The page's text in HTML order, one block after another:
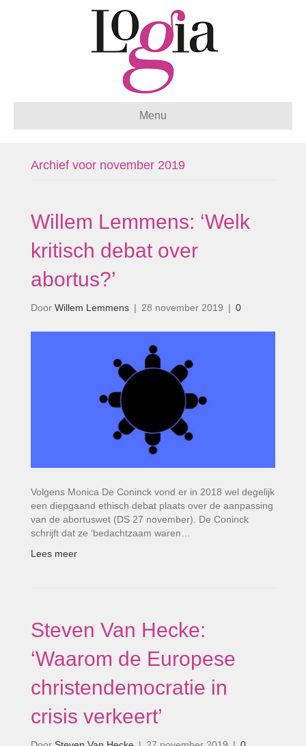
Menu
Archief voor november 2019
Willem Lemmens: ‘Welk
kritisch debat over
abortus?’
Door Willem Lemmens | 28 november 2019 | 0
Volgens Monica De Coninck vond er in 2018 wel degelijk
een diepgaand ethisch debat plaats over de aanpassing
van de abortuswet (DS 27 november). De Coninck
schrijft dat ze ‘bedachtzaam waren…
Lees meer
Steven Van Hecke:
‘Waarom de Europese
christendemocratie in
crisis verkeert’